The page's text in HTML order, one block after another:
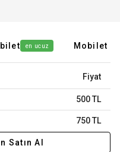
en ucuz Mobilet
Fiyat
500 TL
750 TL
Satın Al